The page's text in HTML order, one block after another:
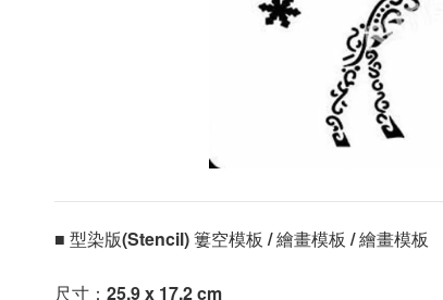
■ 型染版(Stencil) 簍空模板 / 繪畫模板 / 繪畫模板
尺寸： 25.9 x 17.2 cm